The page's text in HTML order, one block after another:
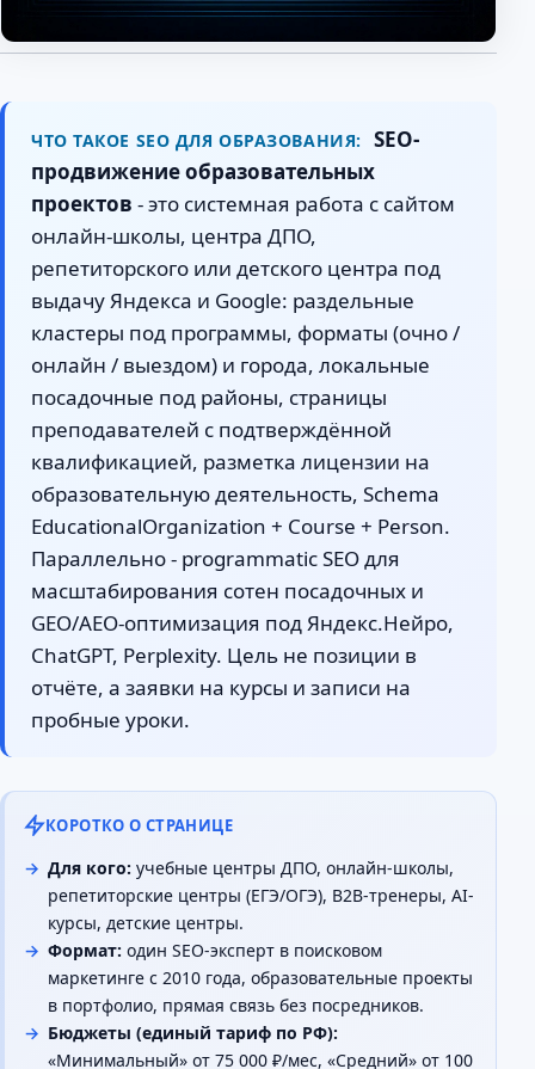
ЧТО ТАКОЕ SEO ДЛЯ ОБРАЗОВАНИЯ:
SEO-
продвижение образовательных
проектов - это системная работа с сайтом
онлайн-школы, центра ДПО,
репетиторского или детского центра под
выдачу Яндекса и Google: раздельные
кластеры под программы, форматы (очно /
онлайн / выездом) и города, локальные
посадочные под районы, страницы
преподавателей с подтверждённой
квалификацией, разметка лицензии на
образовательную деятельность, Schema
EducationalOrganization + Course + Person.
Параллельно - programmatic SEO для
масштабирования сотен посадочных и
GEO/AEO-оптимизация под Яндекс.Нейро,
ChatGPT, Perplexity. Цель не позиции в
отчёте, а заявки на курсы и записи на
пробные уроки.
КОРОТКО О СТРАНИЦЕ
Для кого: учебные центры ДПО, онлайн-школы,
репетиторские центры (ЕГЭ/ОГЭ), B2B-тренеры, AI-
курсы, детские центры.
Формат: один SEO-эксперт в поисковом
маркетинге с 2010 года, образовательные проекты
в портфолио, прямая связь без посредников.
Бюджеты (единый тариф по РФ):
«Минимальный» от 75 000 ₽/мес, «Средний» от 100